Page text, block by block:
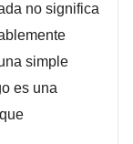
no significa
simple
es una